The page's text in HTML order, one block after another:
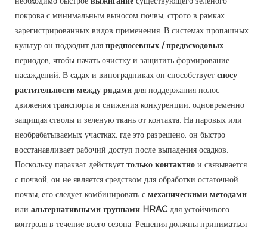
покрова с минимальным выносом почвы, строго в рамках
зарегистрированных видов применения. В системах пропашных
культур он подходит для предпосевных / предвсходовых
периодов, чтобы начать очистку и защитить формирование
насаждений. В садах и виноградниках он способствует сносу
растительности между рядами для поддержания полос
движения транспорта и снижения конкуренции, одновременно
защищая стволы и зеленую ткань от контакта. На паровых или
необрабатываемых участках, где это разрешено, он быстро
восстанавливает рабочий доступ после выпадения осадков.
Поскольку паракват действует только контактно и связывается
с почвой, он не является средством для обработки остаточной
почвы; его следует комбинировать с механическими методами
или альтернативными группами HRAC для устойчивого
контроля в течение всего сезона. Решения должны приниматься